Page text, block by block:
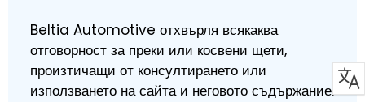
Beltia Automotive отхвърля всякаква
отговорност за преки или косвени щети,
произтичащи от консултирането или
използването на сайта и неговото съдържание.